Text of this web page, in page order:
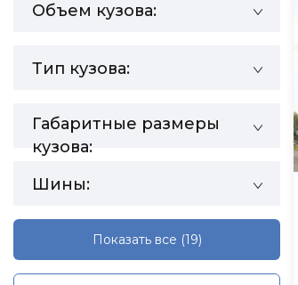
Объем кузова:
Тип кузова:
Габаритные размеры
кузова:
Шины:
Показать все (19)